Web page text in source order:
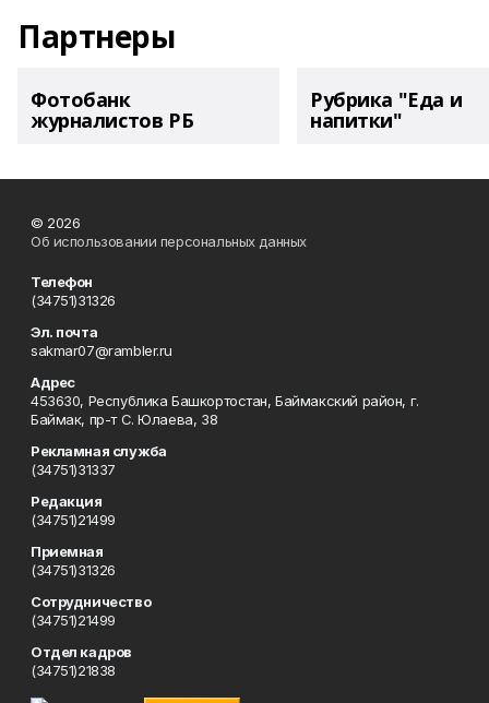
Партнеры
Фотобанк
журналистов РБ
Рубрика "Еда и
напитки"
© 2026
Об использовании персональных данных
Телефон
(34751)31326
Эл. почта
sakmar07@rambler.ru
Адрес
453630, Республика Башкортостан, Баймакский район, г.
Баймак, пр-т С. Юлаева, 38
Рекламная служба
(34751)31337
Редакция
(34751)21499
Приемная
(34751)31326
Сотрудничество
(34751)21499
Отдел кадров
(34751)21838